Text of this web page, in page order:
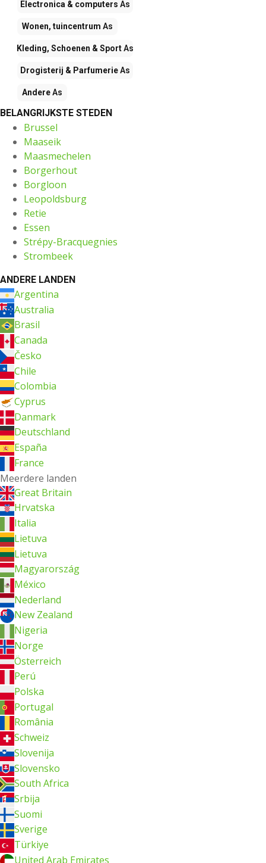
Electronica & computers As
Wonen, tuincentrum As
Kleding, Schoenen & SportAs
Drogisterij & ParfumerieAs
AndereAs
BELANGRIJKSTE STEDEN
Brussel
Maaseik
Maasmechelen
Borgerhout
Borgloon
Leopoldsburg
Retie
Essen
Strépy-Bracquegnies
Strombeek
ANDERE LANDEN
Argentina
Australia
Brasil
Canada
Česko
Chile
Colombia
Cyprus
Danmark
Deutschland
España
France
Meerdere landen
Great Britain
Hrvatska
Italia
Lietuva
Lietuva
Magyarország
México
Nederland
New Zealand
Nigeria
Norge
Österreich
Perú
Polska
Portugal
România
Schweiz
Slovenija
Slovensko
South Africa
Srbija
Suomi
Sverige
Türkiye
United Arab Emirates